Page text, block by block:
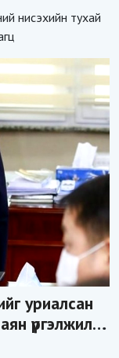
нисэхийн тухай
уриалсан
үргэлжилж